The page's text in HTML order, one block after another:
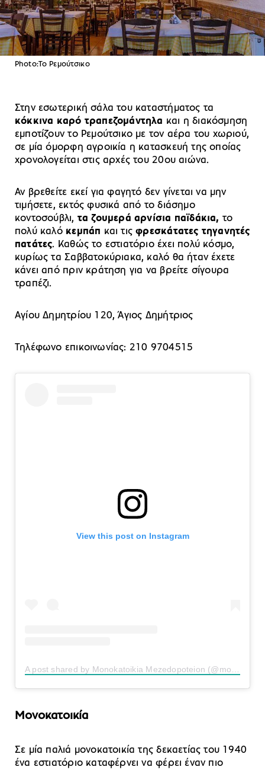
Photo:To Ρεμούτσικο
Στην εσωτερική σάλα του καταστήματος τα
κόκκινα καρό τραπεζομάντηλα και η διακόσμηση
εμποτίζουν το Ρεμούτσικο με τον αέρα του χωριού,
σε μία όμορφη αγροικία η κατασκευή της οποίας
χρονολογείται στις αρχές του 20ου αιώνα.
Αν βρεθείτε εκεί για φαγητό δεν γίνεται να μην
τιμήσετε, εκτός φυσικά από το διάσημο
κοντοσούβλι, τα ζουμερά αρνίσια παϊδάκια, το
πολύ καλό κεμπάπ και τιςφρεσκάτατες τηγανητές
πατάτες. Καθώς το εστιατόριο έχει πολύ κόσμο,
κυρίως τα Σαββατοκύριακα, καλό θα ήταν έχετε
κάνει από πριν κράτηση για να βρείτε σίγουρα
τραπέζι.
Αγίου Δημητρίου 120, Άγιος Δημήτριος
Τηλέφωνο επικοινωνίας: 210 9704515
View this post on Instagram
Μονοκατοικία
Σε μία παλιά μονοκατοικία της δεκαετίας του 1940
ένα εστιατόριο καταφέρνει να φέρει έναν πιο